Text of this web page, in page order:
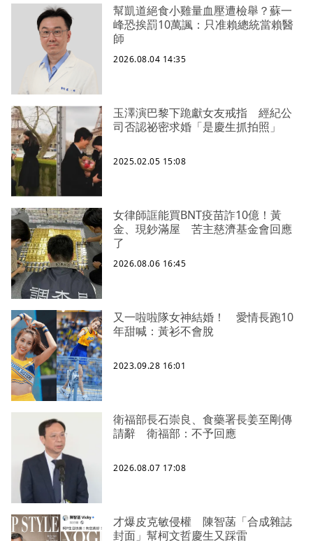
幫凱道絕食小雞量血壓遭檢舉？蘇一
峰恐挨罰10萬諷：只准賴總統當賴醫
師
2026.08.04 14:35
玉澤演巴黎下跪獻女友戒指 經紀公
司否認祕密求婚「是慶生抓拍照」
2025.02.05 15:08
女律師誆能買BNT疫苗詐10億！黃
金、現鈔滿屋 苦主慈濟基金會回應
了
2026.08.06 16:45
又一啦啦隊女神結婚！ 愛情長跑10
年甜喊：黃衫不會脫
2023.09.28 16:01
衛福部長石崇良、食藥署長姜至剛傳
請辭 衛福部：不予回應
2026.08.07 17:08
才爆皮克敏侵權 陳智菡「合成雜誌
封面」幫柯文哲慶生又踩雷